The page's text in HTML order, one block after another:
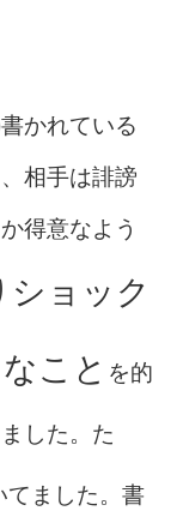
かれている
相手は誹謗
得意なよう
ョック
こと を的
した。た
てました。書